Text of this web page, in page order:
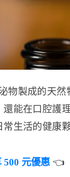
物製成的天
能在口腔護
生活的健康夥
元優惠 👈